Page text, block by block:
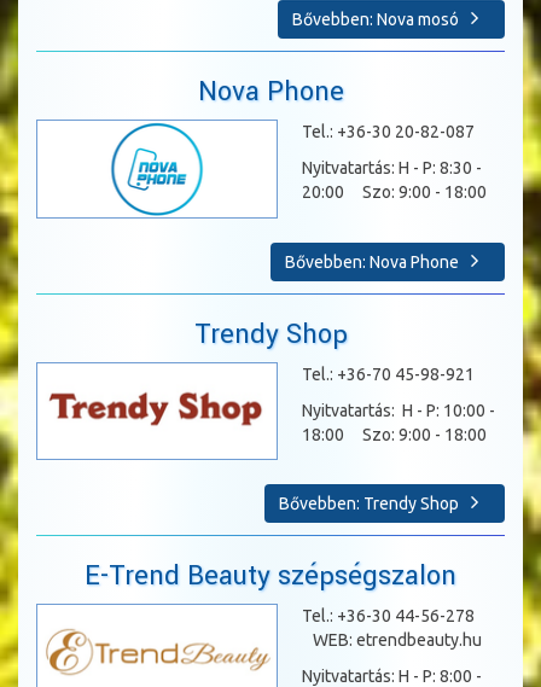
Bővebben: Nova mosó
Nova Phone
Tel.: +36-30 20-82-087
Nyitvatartás: H - P: 8:30 -
20:00 Szo: 9:00 - 18:00
Bővebben: Nova Phone
Trendy Shop
Tel.: +36-70 45-98-921
Nyitvatartás: H - P: 10:00 -
18:00 Szo: 9:00 - 18:00
Bővebben: Trendy Shop
E-Trend Beauty szépségszalon
Tel.: +36-30 44-56-278
WEB: etrendbeauty.hu
Nyitvatartás: H - P: 8:00 -